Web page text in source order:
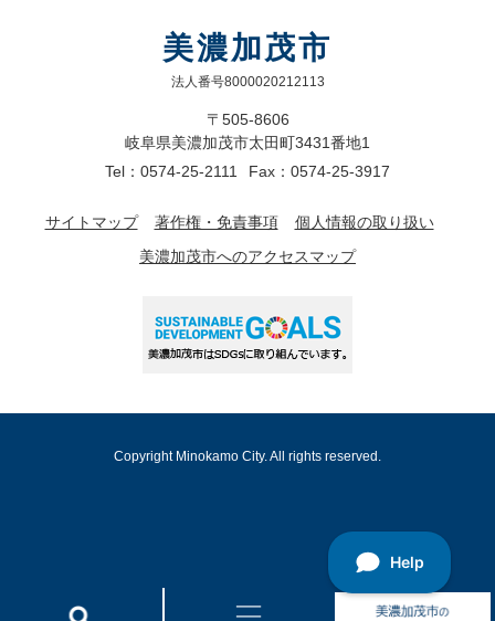
美濃加茂市
法人番号8000020212113
〒505-8606
岐阜県美濃加茂市太田町3431番地1
Tel：0574-25-2111
Fax：0574-25-3917
サイトマップ 著作権・免責事項
個人情報の取り扱い
美濃加茂市へのアクセスマップ
Copyright Minokamo City. All rights reserved.